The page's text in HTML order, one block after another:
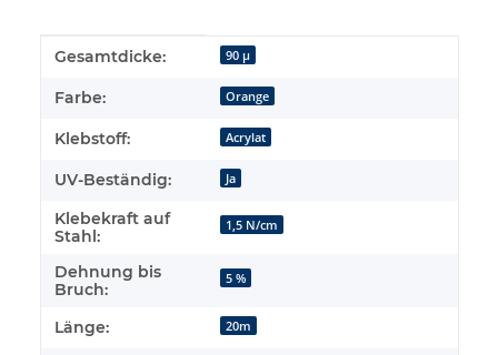
Produkteigenschaft
Wert
Gesamtdicke: 90 µ
Farbe: Orange
Klebstoff: Acrylat
UV-Beständig: Ja
Klebekraft auf
Stahl:
1,5 N/cm
Dehnung bis
Bruch:
5 %
Länge: 20m